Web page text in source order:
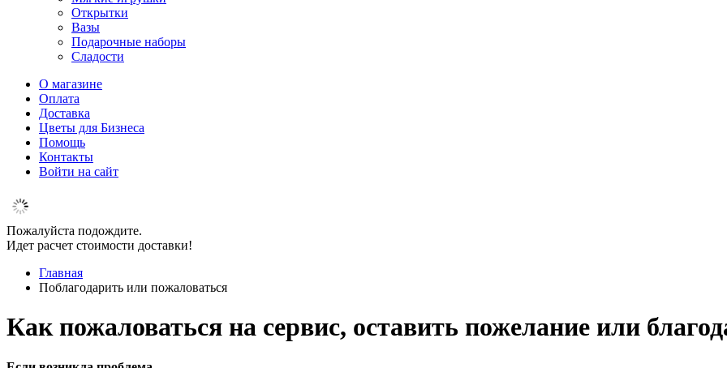
Открытки
Вазы
Подарочные наборы
Сладости
О магазине
Оплата
Доставка
Цветы для Бизнеса
Помощь
Контакты
Войти на сайт
Пожалуйста подождите.
Идет расчет стоимости доставки!
Главная
Поблагодарить или пожаловаться
Как пожаловаться на сервис, оставить пожелание или